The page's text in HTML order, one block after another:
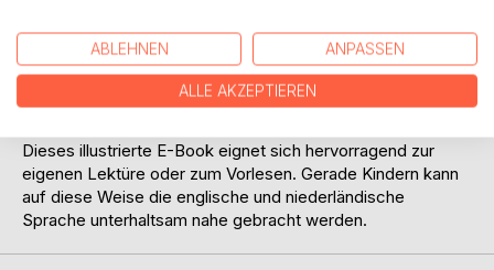
und ein korrektes Lesenlernen junger Märchenfans wurde
der Text den aktuellen Rechtschreibregeln angepasst. Eine
Einführung erläutert den historischen Hintergrund und
Interpretationsansätze.
Dieses illustrierte E-Book eignet sich hervorragend zur
eigenen Lektüre oder zum Vorlesen. Gerade Kindern kann
auf diese Weise die englische und niederländische
Sprache unterhaltsam nahe gebracht werden.
ABLEHNEN ANPASSEN
ALLE AKZEPTIEREN